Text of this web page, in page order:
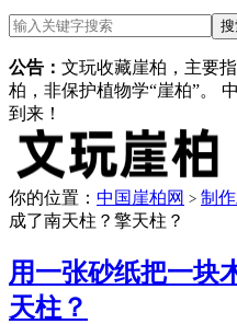
公告： 文玩收藏崖柏，主要
柏，非保护植物学“崖柏”。
到来！
你的位置： 中国崖柏网 > 制
成了南天柱？擎天柱？
用一张砂纸把一块
天柱？